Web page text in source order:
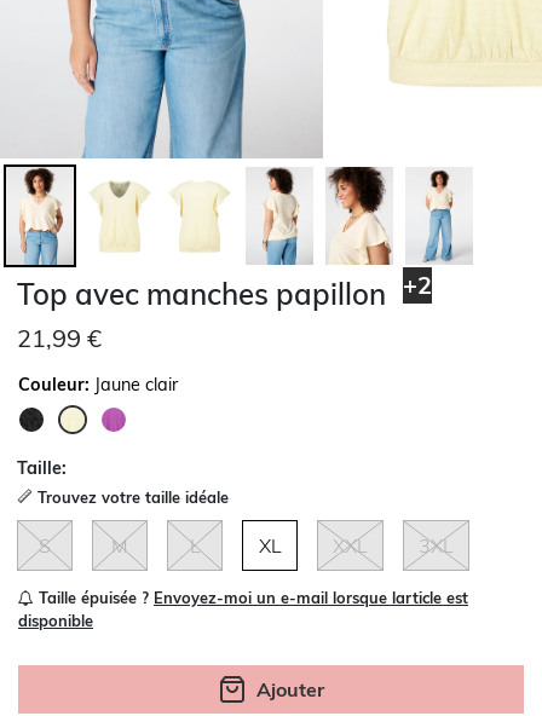
+2
Top avec manches papillon
21,99 €
Couleur: Jaune clair
Taille:
Trouvez votre taille idéale
S M L XL XXL 3XL
Taille épuisée ? Envoyez-moi un e-mail lorsque larticle est
disponible
Ajouter